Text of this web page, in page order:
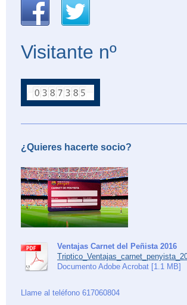
Visitante nº
¿Quieres hacerte socio?
Ventajas Carnet del Peñista 2016
Documento Adobe Acrobat [1.1 MB]
Llame al teléfono 617060804